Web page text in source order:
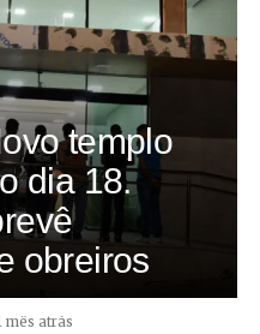
templo
dia 18.
obreiros
mês atrás